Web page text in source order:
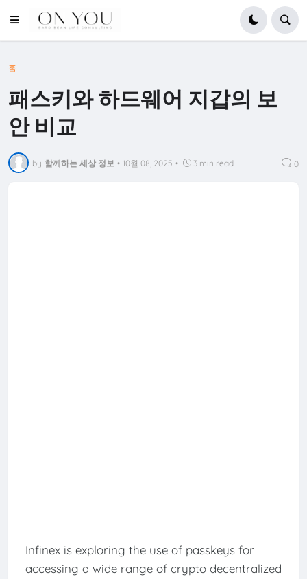
홈
패스키와 하드웨어 지갑의 보
안 비교
by 함께하는 세상 정보 • 10월 08, 2025 • 3 min read 0
Infinex is exploring the use of passkeys for
accessing a wide range of crypto decentralized